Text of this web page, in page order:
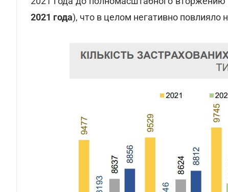
2021 года), что в целом негативно повлияло